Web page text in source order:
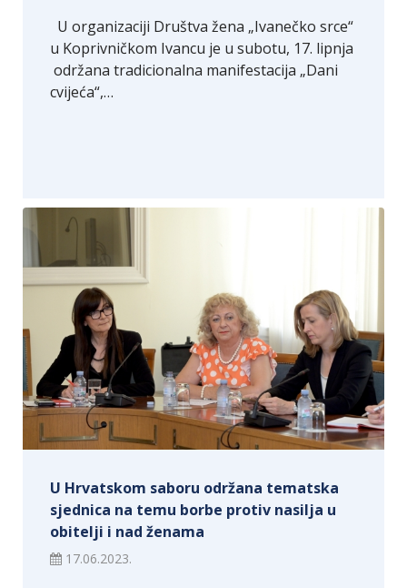
U organizaciji Društva žena „Ivanečko srce“
u Koprivničkom Ivancu je u subotu, 17. lipnja
održana tradicionalna manifestacija „Dani
cvijeća“,…
U Hrvatskom saboru održana tematska
sjednica na temu borbe protiv nasilja u
obitelji i nad ženama
17.06.2023.